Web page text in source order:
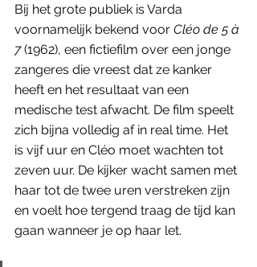
Bij het grote publiek is Varda
voornamelijk bekend voor Cléo de 5 à
7 (1962), een fictiefilm over een jonge
zangeres die vreest dat ze kanker
heeft en het resultaat van een
medische test afwacht. De film speelt
zich bijna volledig af in real time. Het
is vijf uur en Cléo moet wachten tot
zeven uur. De kijker wacht samen met
haar tot de twee uren verstreken zijn
en voelt hoe tergend traag de tijd kan
gaan wanneer je op haar let.